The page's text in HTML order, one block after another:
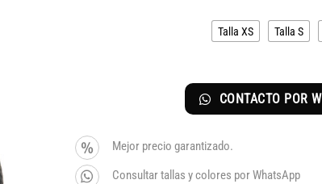
Talla XS Talla S
CONTACTO POR
Mejor precio garantizado.
Consultar tallas y colores por WhatsApp